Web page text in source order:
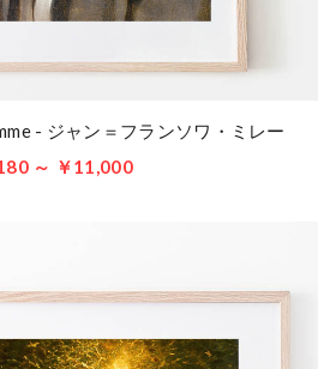
- ジャン＝フランソワ・ミレー
～ ￥11,000